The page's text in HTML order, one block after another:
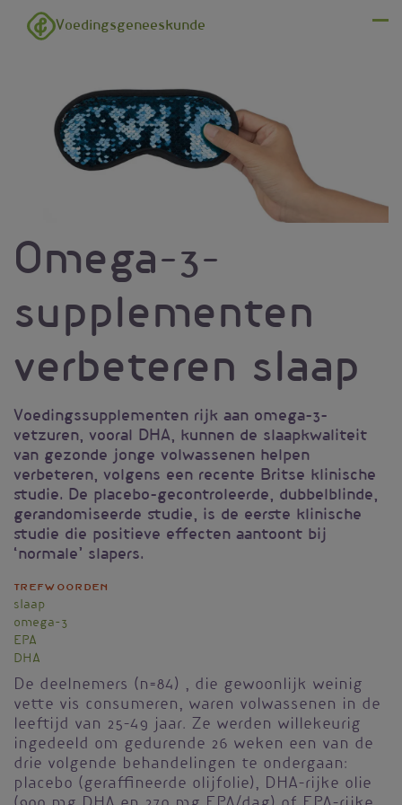
Overslaan en naar de inhoud gaan
Voedingsgeneeskunde
Omega-3-
supplementen
verbeteren slaap
Voedingssupplementen rijk aan omega-3-
vetzuren, vooral DHA, kunnen de slaapkwaliteit
van gezonde jonge volwassenen helpen
verbeteren, volgens een recente Britse klinische
studie. De placebo-gecontroleerde, dubbelblinde,
gerandomiseerde studie, is de eerste klinische
studie die positieve effecten aantoont bij
‘normale’ slapers.
Trefwoorden
slaap
omega-3
EPA
DHA
De deelnemers (n=84) , die gewoonlijk weinig
vette vis consumeren, waren volwassenen in de
leeftijd van 25-49 jaar. Ze werden willekeurig
ingedeeld om gedurende 26 weken een van de
drie volgende behandelingen te ondergaan:
placebo (geraffineerde olijfolie), DHA-rijke olie